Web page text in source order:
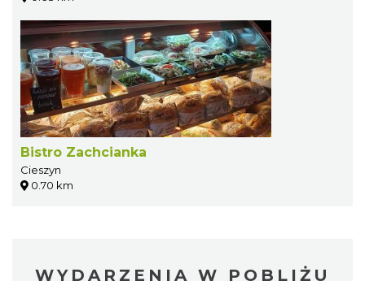
Bistro Zachcianka
Cieszyn
0.70 km
WYDARZENIA W POBLIŻU